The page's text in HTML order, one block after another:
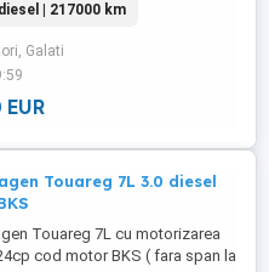
schimbata în 2025, mașina
si arata impecabil, dețin
| 217000 km
Galati
Touareg 7L 3.0 diesel
Touareg 7L cu motorizarea
cod motor BKS ( fara span la